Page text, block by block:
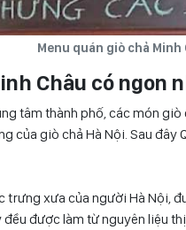
Menu quán giò chả Minh
Châu có ngon
tâm thành phố, các món
của giò chả Hà Nội. Sau đây
trưng xưa của người Hà Nội,
đều được làm từ nguyên liệu